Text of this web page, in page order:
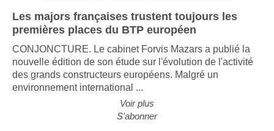
Les majors françaises trustent toujours les
premières places du BTP européen
CONJONCTURE. Le cabinet Forvis Mazars a publié la
nouvelle édition de son étude sur l'évolution de l'activité
des grands constructeurs européens. Malgré un
environnement international ...
Voir plus
S'abonner